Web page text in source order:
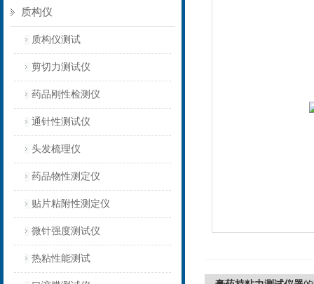
质构仪
质构仪测试
剪切力测试仪
药品刚性检测仪
通针性测试仪
头发梳理仪
药品物性测定仪
贴片粘附性测定仪
微针强度测试仪
热粘性能测试